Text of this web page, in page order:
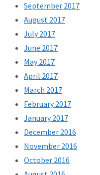
September 2017
August 2017
July 2017
June 2017
May 2017
April 2017
March 2017
February 2017
January 2017
December 2016
November 2016
October 2016